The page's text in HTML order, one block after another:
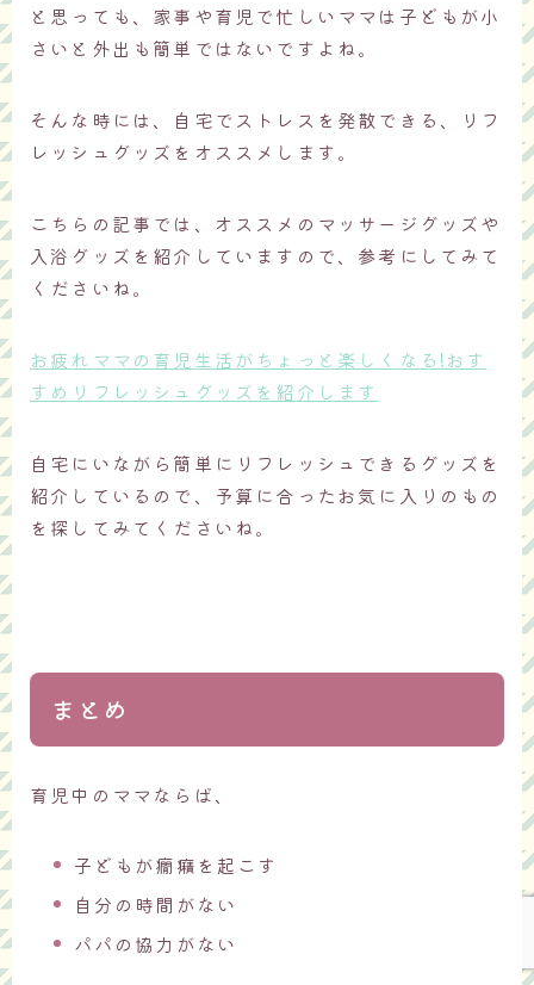
Follow Me
と思っても、家事や育児で忙しいママは子どもが小
さいと外出も簡単ではないですよね。
そんな時には、自宅でストレスを発散できる、リフ
レッシュグッズをオススメします。
こちらの記事では、オススメのマッサージグッズや
入浴グッズを紹介していますので、参考にしてみて
くださいね。
お疲れママの育児生活がちょっと楽しくなる!おす
すめリフレッシュグッズを紹介します
自宅にいながら簡単にリフレッシュできるグッズを
紹介しているので、予算に合ったお気に入りのもの
を探してみてくださいね。
まとめ
育児中のママならば、
子どもが癇癪を起こす
自分の時間がない
パパの協力がない